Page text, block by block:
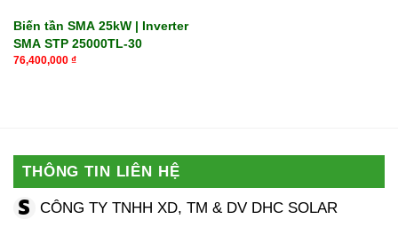
Biến tần SMA 25kW | Inverter
SMA STP 25000TL-30
76,400,000 ₫
THÔNG TIN LIÊN HỆ
CÔNG TY TNHH XD, TM & DV DHC SOLAR